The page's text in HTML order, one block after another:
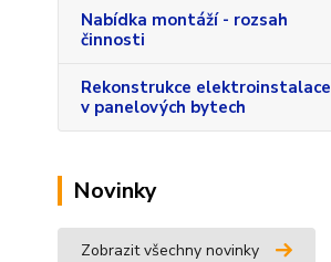
Nabídka montáží - rozsah
činnosti
Rekonstrukce elektroinstalace
v panelových bytech
Novinky
Zobrazit všechny novinky